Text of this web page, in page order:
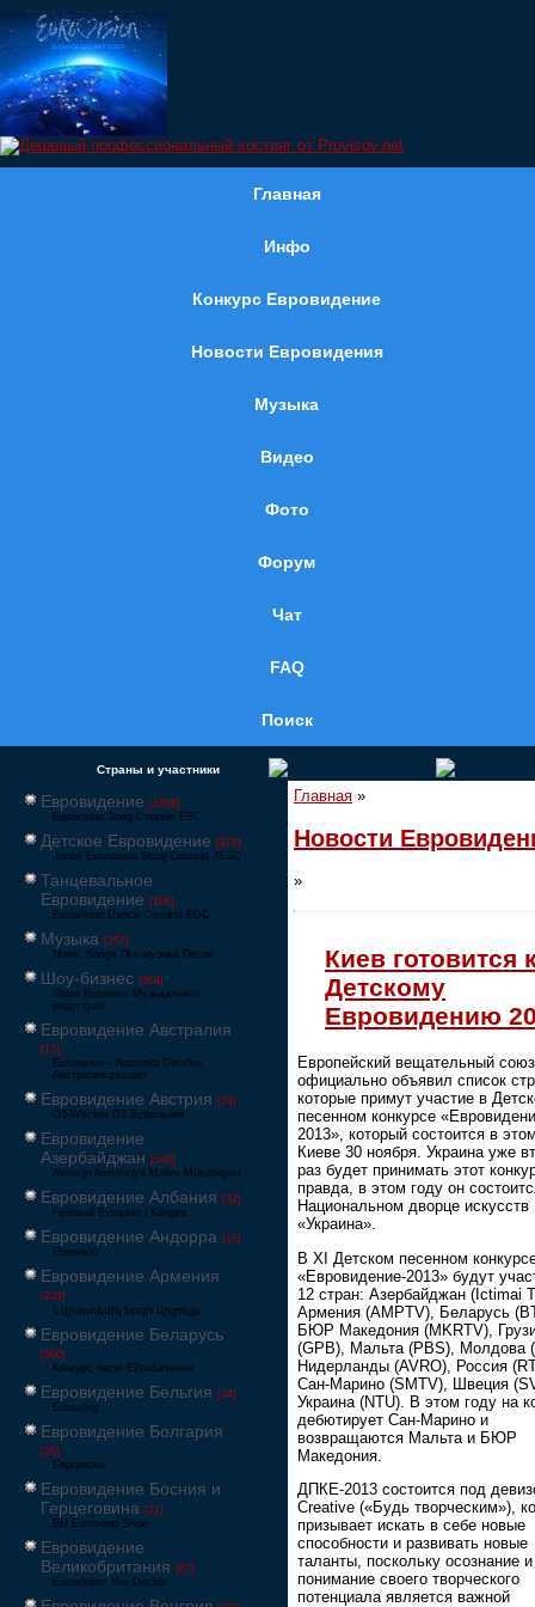
Главная
Инфо
Конкурс Евровидение
Новости Евровидения
Музыка
Видео
Фото
Форум
Чат
FAQ
Поиск
Страны и участники
Евровидение [1858]
Eurovision Song Contest ESC
Детское Евровидение [878]
Junior Eurovision Song Contest JESC
Танцевальное
Евровидение [106]
Eurovision Dance Contest EDC
Музыка [257]
Music Songs Поп-музыка Песни
Шоу-бизнес [564]
Show Business Музыкальная
индустрия
Евровидение Австралия
[17]
Eurovision – Australia Decides
Австралия решает
Евровидение Австрия [24]
Ö3-Wecker Ö3 Будильник
Евровидение
Азербайджан [549]
Avrovijn Avroviziya Mahnı Müsabiqəsi
Евровидение Албания [32]
Festivali Evropian i Këngës
Евровидение Андорра [15]
Eurovisió
Евровидение Армения
[228]
Եվրատեսիլ երգի մրցույթ
Евровидение Беларусь
[600]
Конкурс песні Еўрабачанне
Евровидение Бельгия [24]
Eurosong
Евровидение Болгария
[26]
Евровизия
Евровидение Босния и
Герцеговина [21]
BH Eurosong Show
Евровидение
Великобритания [67]
Eurovision: You Decide
Главная »
Новости
»
Киев готовится
Детскому
Евровидению
Европейский вещательный
официально объявил список
которые примут участие в
песенном конкурсе
2013», который состоится в
Киеве 30 ноября. Украина уже
раз будет принимать этот
правда, в этом году он
Национальном дворце искусств
«Украина».
В XI Детском песенном
«Евровидение-2013» будут
12 стран: Азербайджан (Ictimai
Армения (AMPTV), Беларусь
БЮР Македония (MKRTV),
(GPB), Мальта (PBS), Молдова
Нидерланды (AVRO), Россия
Сан-Марино (SMTV), Швеция
Украина (NTU). В этом году на
дебютирует Сан-Марино и
возвращаются Мальта и БЮР
Македония.
ДПКЕ-2013 состоится под
Creative («Будь творческим»),
призывает искать в себе новые
способности и развивать новые
таланты, поскольку осознание и
понимание своего творческого
потенциала является важной